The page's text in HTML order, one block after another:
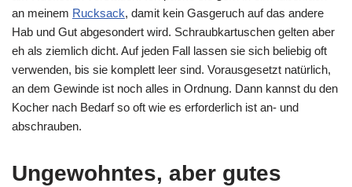
an meinem Rucksack, damit kein Gasgeruch auf das andere
Hab und Gut abgesondert wird. Schraubkartuschen gelten aber
eh als ziemlich dicht. Auf jeden Fall lassen sie sich beliebig oft
verwenden, bis sie komplett leer sind. Vorausgesetzt natürlich,
an dem Gewinde ist noch alles in Ordnung. Dann kannst du den
Kocher nach Bedarf so oft wie es erforderlich ist an- und
abschrauben.
Ungewohntes, aber gutes